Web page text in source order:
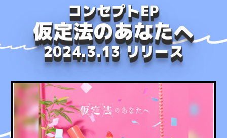
コンセプトEP
仮定法のあなたへ
2024.3.13 リリース